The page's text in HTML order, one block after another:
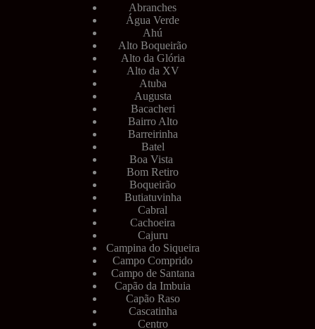
Abranches
Água Verde
Ahú
Alto Boqueirão
Alto da Glória
Alto da XV
Atuba
Augusta
Bacacheri
Bairro Alto
Barreirinha
Batel
Boa Vista
Bom Retiro
Boqueirão
Butiatuvinha
Cabral
Cachoeira
Cajuru
Campina do Siqueira
Campo Comprido
Campo de Santana
Capão da Imbuia
Capão Raso
Cascatinha
Centro